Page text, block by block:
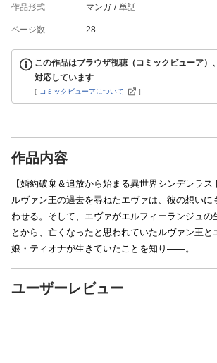
作品形式 マンガ 単話
ページ数 28
この作品はブラウザ視聴（コミックビューア）
対応しています
[ コミックビューアについて ]
作品内容
【婚約破棄＆追放から始まる異世界シンデレラ
ルヴァン王の過去を尋ねたエヴァは、彼の想いに
わせる。そして、エヴァがエルフィーランジュの
とから、亡くなったと思われていたルヴァン王と
娘・ティオナが生きていたことを知り――。
ユーザーレビュー